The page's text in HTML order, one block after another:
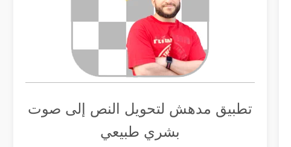
تطبيق مدهش لتحويل النص إلى صوت
بشري طبيعي